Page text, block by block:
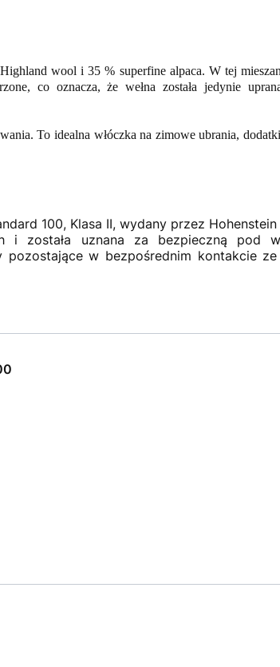
wool i 35 % superfine alpaca. W tej
co oznacza, że wełna została jedynie
To idealna włóczka na zimowe ubrania,
100, Klasa II, wydany przez
i została uznana za bezpieczną pod
pozostające w bezpośrednim kontakcie